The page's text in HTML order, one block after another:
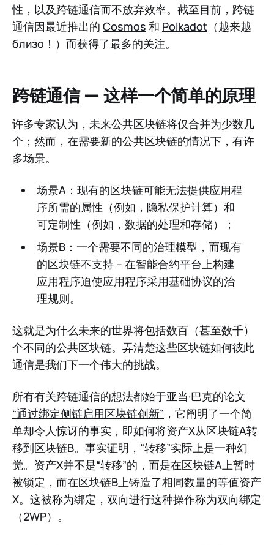
性，以及跨链通信而不放弃效率。截至目前，跨链
通信因最近推出的 Cosmos 和 Polkadot （越来越
близо！）而获得了最多的关注。
跨链通信 — 这样一个简单的原理
许多专家认为，未来公共区块链将仅合并为少数几
个；然而，在需要新的公共区块链的情况下，有许
多场景。
场景A：现有的区块链可能无法提供应用程
序所需的属性（例如，隐私保护计算）和
可定制性（例如，数据的处理和存储）；
场景B：一个需要不同的治理模型，而现有
的区块链不支持 – 在智能合约平台上构建
应用程序迫使应用程序采用基础协议的治
理规则。
这就是为什么未来的世界将包括数百（甚至数千）
个不同的公共区块链。弄清楚这些区块链如何彼此
通信是我们下一个伟大的挑战。
所有有关跨链通信的想法都始于亚当·巴克的论文
“通过绑定侧链启用区块链创新” ，它阐明了一个简
单却令人惊讶的事实，即如何将资产X从区块链A转
移到区块链B。事实证明，“转移”实际上是一种幻
觉。资产X并不是“转移”的，而是在区块链A上暂时
被锁定，而在区块链B上铸造了相同数量的等值资产
X。这被称为绑定，双向进行这种操作称为双向绑定
（2WP）。